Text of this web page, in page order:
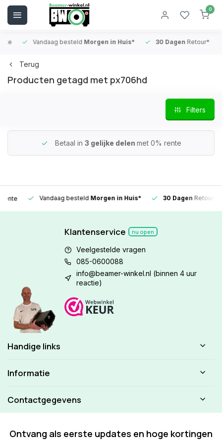
0
Vandaag besteldMorgen in Huis* 30 DagenRetour*
Terug
Producten getagd met px706hd
Filters
Betaal in 3 gelijke delen met 0% rente
Vandaag besteldMorgen in Huis* 30 DagenRetour*
Klantenservice nu open
Veelgestelde vragen
085-0600088
info@beamer-winkel.nl (binnen 4 uur
reactie)
Handige links
Informatie
Contactgegevens
Ontvang als eerste updates en hoge kortingen